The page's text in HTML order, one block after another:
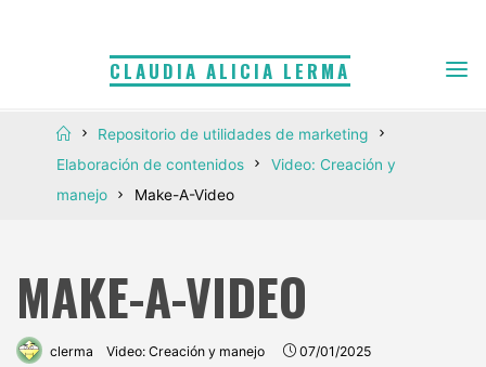
CLAUDIA ALICIA LERMA
InicioRepositorio de utilidades de marketing
Elaboración de contenidos
Video: Creación y
manejo
Make-A-Video
MAKE-A-VIDEO
clerma Video: Creación y manejo 07/01/2025